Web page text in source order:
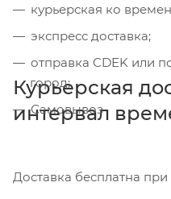
курьерская ко
экспресс доставка;
отправка CDEK или
город;
Самовывоз
Курьерская
интервал
Доставка бесплатна